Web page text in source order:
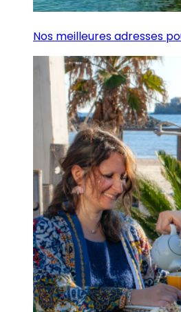
Nos meilleures adresses